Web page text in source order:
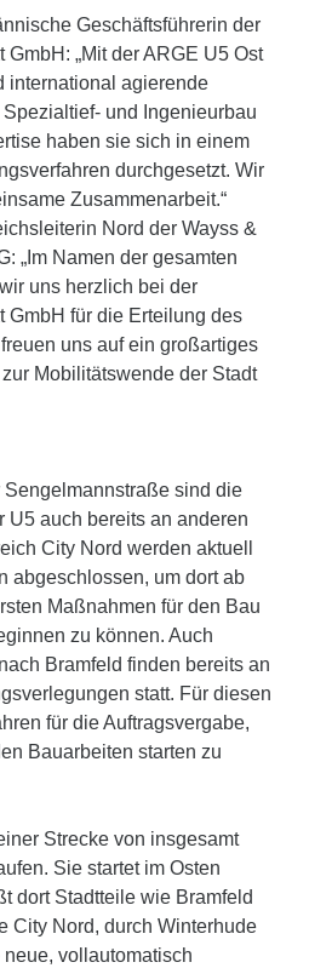
Geschäftsführerin der
„Mit der ARGE U5 Ost
international agierende
und Ingenieurbau
haben sie sich in einem
durchgesetzt. Wir
Zusammenarbeit.“
Nord der Wayss &
„Im Namen der gesamten
uns herzlich bei der
GmbH für die Erteilung des
uns auf ein großartiges
Mobilitätswende der Stadt
sind die
U5 auch bereits an anderen
City Nord werden aktuell
abgeschlossen, um dort ab
Maßnahmen für den Bau
zu können. Auch
Bramfeld finden bereits an
statt. Für diesen
für die Auftragsvergabe,
Bauarbeiten starten zu
Strecke von insgesamt
Sie startet im Osten
dort Stadtteile wie Bramfeld
City Nord, durch Winterhude
vollautomatisch